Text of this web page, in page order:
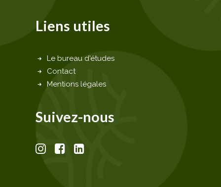
Liens utiles
Le bureau d'études
Contact
Mentions légales
Suivez-nous